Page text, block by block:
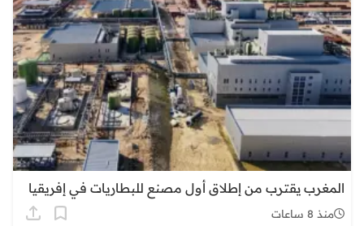
المغرب يقترب من إطلاق أول مصنع للبطاريات في إفريقيا
منذ 8 ساعات